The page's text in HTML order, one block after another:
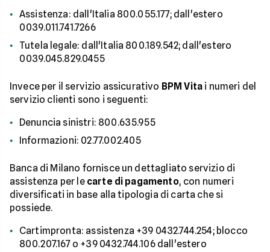
Assistenza: dall'Italia 800.055.177; dall'estero
0039.011.741.7266
Tutela legale: dall'Italia 800.189.542; dall'estero
0039.045.829.0455
Invece per il servizio assicurativo BPM Vita i numeri del
servizio clienti sono i seguenti:
Denuncia sinistri: 800.635.955
Informazioni: 02.77.002.405
Banca di Milano fornisce un dettagliato servizio di
assistenza per le carte di pagamento, con numeri
diversificati in base alla tipologia di carta che si
possiede.
Cartimpronta: assistenza +39 0432.744.254; blocco
800.207.167 o +39 0432.744.106 dall'estero